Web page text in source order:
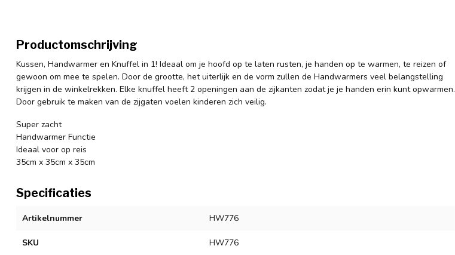
Productomschrijving
Kussen, Handwarmer en Knuffel in 1! Ideaal om je hoofd op te laten rusten, je handen op te warmen, te reizen of
gewoon om mee te spelen. Door de grootte, het uiterlijk en de vorm zullen de Handwarmers veel belangstelling
krijgen in de winkelrekken. Elke knuffel heeft 2 openingen aan de zijkanten zodat je je handen erin kunt opwarmen.
Door gebruik te maken van de zijgaten voelen kinderen zich veilig.
Super zacht
Handwarmer Functie
Ideaal voor op reis
35cm x 35cm x 35cm
Specificaties
Artikelnummer HW776
SKU HW776